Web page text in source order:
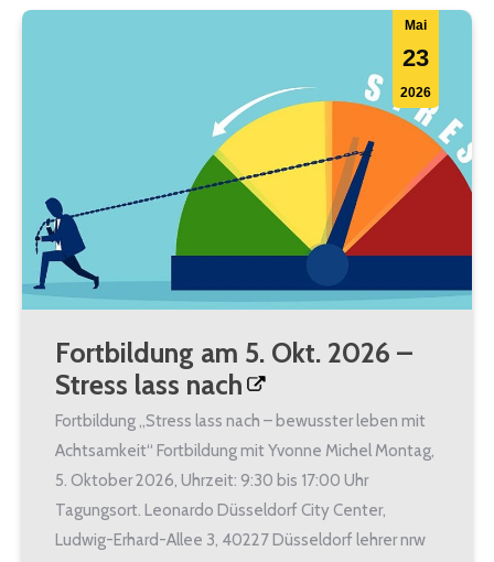
Mai
23
2026
Fortbildung am 5. Okt. 2026 –
Stress lass nach
Fortbildung „Stress lass nach – bewusster leben mit
Achtsamkeit“ Fortbildung mit Yvonne Michel Montag,
5. Oktober 2026, Uhrzeit: 9:30 bis 17:00 Uhr
Tagungsort. Leonardo Düsseldorf City Center,
Ludwig-Erhard-Allee 3, 40227 Düsseldorf lehrer nrw